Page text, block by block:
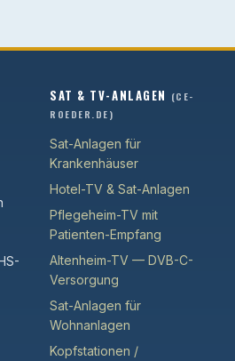
SAT & TV-ANLAGEN (CE-
ROEDER.DE)
Sat-Anlagen für
Krankenhäuser
Hotel-TV & Sat-Anlagen
Pflegeheim-TV mit
Patienten-Empfang
Altenheim-TV — DVB-C-
Versorgung
Sat-Anlagen für
Wohnanlagen
Kopfstationen /